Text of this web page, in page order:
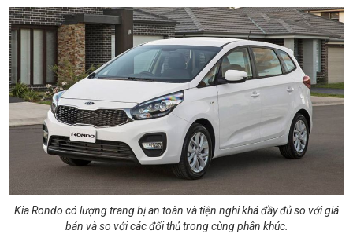
Kia Rondo có lượng trang bị an toàn và tiện nghi khá đầy đủ so với giá
bán và so với các đối thủ trong cùng phân khúc.